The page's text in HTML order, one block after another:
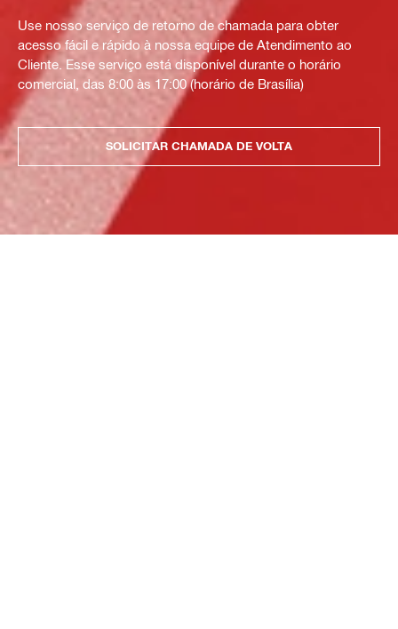
Use nosso serviço de retorno de chamada para obter
acesso fácil e rápido à nossa equipe de Atendimento ao
Cliente. Esse serviço está disponível durante o horário
comercial, das 8:00 às 17:00 (horário de Brasília)
SOLICITAR CHAMADA DE VOLTA